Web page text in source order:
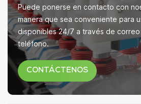
Puede ponerse en contacto con
manera que sea conveniente para
disponibles 24/7 a través de
teléfono.
CONTÁCTENOS